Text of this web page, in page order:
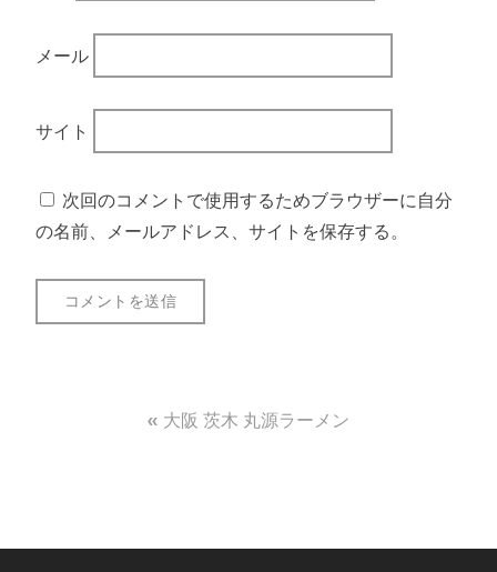
メール
サイト
次回のコメントで使用するためブラウザーに自分
の名前、メールアドレス、サイトを保存する。
ビ
大阪 茨木 丸源ラーメン